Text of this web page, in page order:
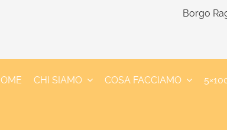
Borgo
CHI SIAMO COSA FACCIAMO